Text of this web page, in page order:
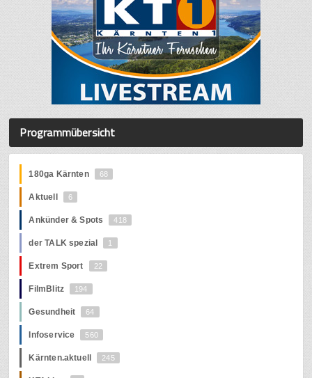
Programmübersicht
180ga Kärnten 68
Aktuell 6
Ankünder & Spots 418
der TALK spezial 1
Extrem Sport 22
FilmBlitz 194
Gesundheit 64
Infoservice 560
Kärnten.aktuell 245